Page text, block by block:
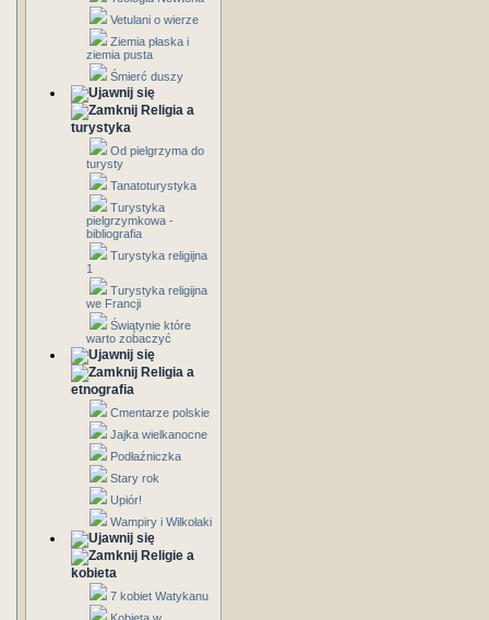
Vetulani o wierze
Ziemia płaska i
ziemia pusta
Śmierć duszy
Religia a
turystyka
Od pielgrzyma do
turysty
Tanatoturystyka
Turystyka
pielgrzymkowa -
bibliografia
Turystyka religijna
1
Turystyka religijna
we Francji
Świątynie które
warto zobaczyć
Religia a
etnografia
Cmentarze polskie
Jajka wielkanocne
Podłaźniczka
Stary rok
Upiór!
Wampiry i Wilkołaki
Religie a
kobieta
7 kobiet Watykanu